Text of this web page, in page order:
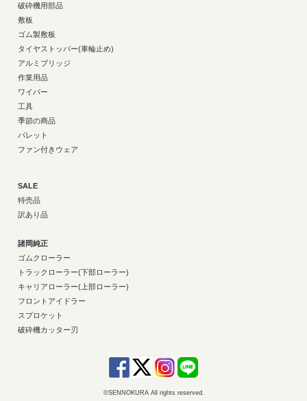
破砕機用部品
敷板
ゴム製敷板
タイヤストッパー(車輪止め)
アルミブリッジ
作業用品
ワイパー
工具
季節の商品
パレット
ファン付きウェア
SALE
特売品
訳あり品
諸岡純正
ゴムクローラー
トラックローラー(下部ローラー)
キャリアローラー(上部ローラー)
フロントアイドラー
スプロケット
破砕機カッター刃
©SENNOKURA All rights reserved.